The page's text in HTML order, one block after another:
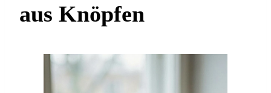
aus Knöpfen